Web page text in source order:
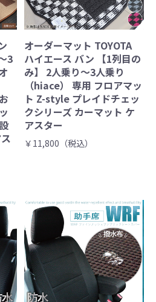
3
オーダーマット TOYOTA
ハイエース バン 【1列目の
み】 2人乗り～3人乗り
（hiace） 専用 フロアマッ
ト Z-style プレイドチェッ
クシリーズ カーマット ケ
アスター
￥11,800（税込）